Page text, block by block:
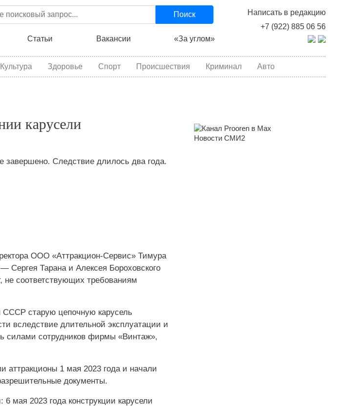
Перейти
к
содержанию
Написать в редакцию
+7 (922) 885 06 56
Поиск
Статьи Вакансии «За углом»
Культура Здоровье Спорт Происшествия Криминал Авто
карусели
завершено. Следствие длилось два года.
ООО «Аттракцион-Сервис» Тимура
Сергея Тарана и Алексея Бороховского
не соответствующих требованиям
старую цепочную карусель
вследствие длительной эксплуатации и
силами сотрудников фирмы «Винтаж»,
аттракционы 1 мая 2023 года и начали
документы.
мая 2023 года конструкции карусели
Новости СМИ2